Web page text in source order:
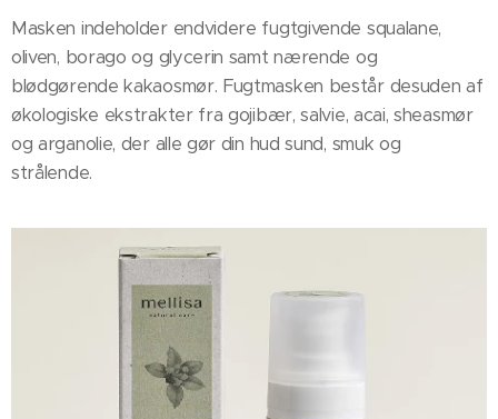
Masken indeholder endvidere fugtgivende squalane,
oliven, borago og glycerin samt nærende og
blødgørende kakaosmør. Fugtmasken består desuden af
økologiske ekstrakter fra gojibær, salvie, acai, sheasmør
og arganolie, der alle gør din hud sund, smuk og
strålende.